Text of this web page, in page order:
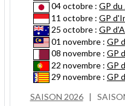
04 octobre : GP du
11 octobre : GP
25 octobre : GP
01 novembre : GP
08 novembre : GP
22 novembre : GP
29 novembre : GP
SAISON 2026|